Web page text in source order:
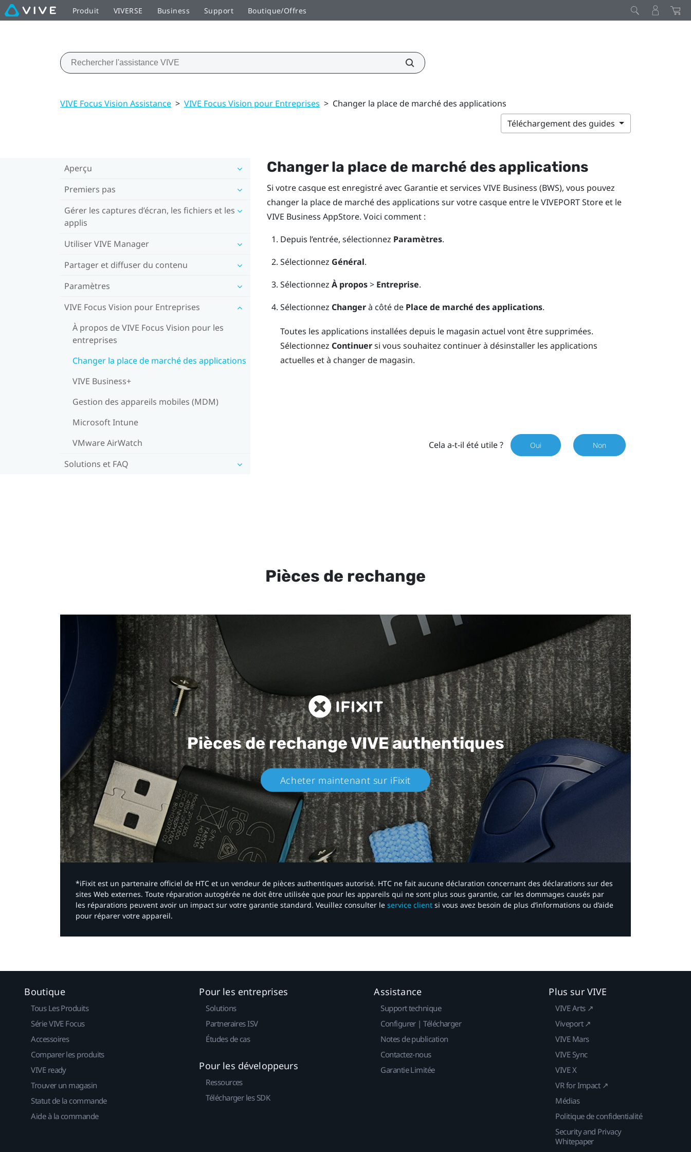
Produit VIVERSE Business Support Boutique/Offres
VIVE Focus Vision Assistance > VIVE Focus Vision pour Entreprises > Changer la place de marché des applications
Téléchargement des guides
Aperçu
Premiers pas
Gérer les captures d’écran, les fichiers et les
applis
Utiliser VIVE Manager
Partager et diffuser du contenu
Paramètres
VIVE Focus Vision pour Entreprises
À propos de VIVE Focus Vision pour les
entreprises
Changer la place de marché des applications
VIVE Business+
Gestion des appareils mobiles (MDM)
Microsoft Intune
VMware AirWatch
Solutions et FAQ
Changer la place de marché des applications
Si votre casque est enregistré avec Garantie et services VIVE Business (BWS), vous pouvez
changer la place de marché des applications sur votre casque entre leVIVEPORTStore et le
VIVE Business AppStore. Voici comment :
Depuis l’entrée, sélectionnez Paramètres.
Sélectionnez Général.
Sélectionnez À propos> Entreprise.
Sélectionnez Changerà côté de Place de marché des applications.
Toutes les applications installées depuis le magasin actuel vont être supprimées.
Sélectionnez Continuersi vous souhaitez continuer à désinstaller les applications
actuelles et à changer de magasin.
Cela a-t-il été utile ? Oui Non
Pièces de rechange
Pièces de rechangeVIVE authentiques​
Acheter maintenant sur iFixit​
*iFixit est un partenaire officiel de HTC et un vendeur de pièces authentiques autorisé. HTC ne fait aucune déclaration concernant des déclarations sur des
sites Web externes. Toute réparation autogérée ne doit être utilisée que pour les appareils qui ne sont plus sous garantie, car les dommages causés par
les réparations peuvent avoir un impact sur votre garantie standard. Veuillez consulter le service client si vous avez besoin de plus d’informations ou d’aide
pour réparer votre appareil.​
Boutique
Tous Les Produits
Série VIVE Focus
Accessoires
Comparer les produits
VIVE ready
Trouver un magasin
Statut de la commande
Aide à la commande
Pour les entreprises
Solutions
Partneraires ISV
Études de cas
Pour les développeurs
Ressources
Télécharger les SDK
Assistance
Support technique
Configurer | Télécharger
Notes de publication
Contactez-nous
Garantie Limitée
Plus sur VIVE
VIVE Arts ↗
Viveport ↗
VIVE Mars
VIVE Sync
VIVE X
VR for Impact ↗
Médias
Politique de confidentialité
Security and Privacy
Whitepaper